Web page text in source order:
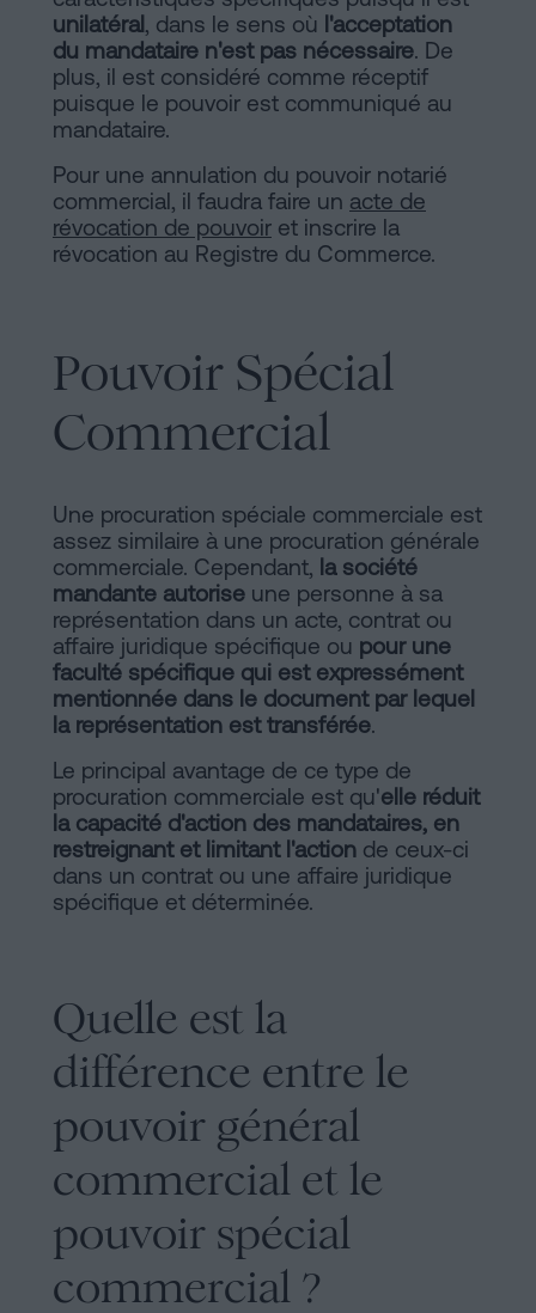
unilatéral, dans le sens où l'acceptation
du mandataire n'est pas nécessaire. De
plus, il est considéré comme réceptif
puisque le pouvoir est communiqué au
mandataire.
Pour une annulation du pouvoir notarié
commercial, il faudra faire un acte de
révocation de pouvoir et inscrire la
révocation au Registre du Commerce.
Pouvoir Spécial
Commercial
Une procuration spéciale commerciale est
assez similaire à une procuration générale
commerciale. Cependant, la société
mandante autorise une personne à sa
représentation dans un acte, contrat ou
affaire juridique spécifique ou pour une
faculté spécifique qui est expressément
mentionnée dans le document par lequel
la représentation est transférée.
Le principal avantage de ce type de
procuration commerciale est qu'elle réduit
la capacité d'action des mandataires, en
restreignant et limitant l'action de ceux-ci
dans un contrat ou une affaire juridique
spécifique et déterminée.
Quelle est la
différence entre le
pouvoir général
commercial et le
pouvoir spécial
commercial ?